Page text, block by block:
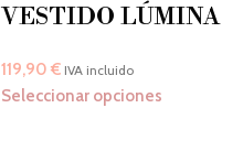
VESTIDO LÚMINA
119,90 € IVA incluido
Seleccionar opciones